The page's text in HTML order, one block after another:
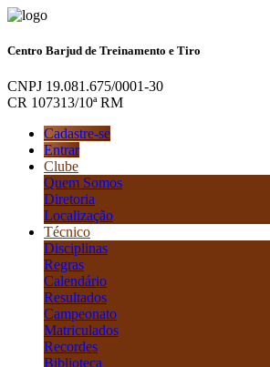
Centro Barjud de Treinamento e Tiro
CNPJ 19.081.675/0001-30
CR 107313/10ª RM
Cadastre-se
Entrar
Clube
Quem Somos
Diretoria
Localização
Técnico
Disciplinas
Regras
Calendário
Resultados
Campeonato
Matriculados
Recordes
Biblioteca